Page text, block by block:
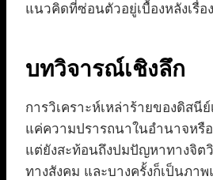
แนวคิดที่ซ่อนตัวอยู่เบื้องหลังเรื่อ
บทวิจารณ์เชิงลึก
การวิเคราะห์เหล่าร้ายของดิสนี
แค่ความปรารถนาในอำนาจหรื
แต่ยังสะท้อนถึงปมปัญหาทางจิต
ทางสังคม และบางครั้งก็เป็นภา